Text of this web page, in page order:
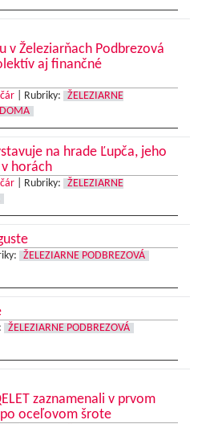
v Železiarňach Podbrezová
aj finančné
Rubriky:
ŽELEZIARNE
na hrade Ľupča, jeho
horách
Rubriky:
ŽELEZIARNE
ŽELEZIARNE PODBREZOVÁ
ŽELEZIARNE PODBREZOVÁ
zaznamenali v prvom
oceľovom šrote